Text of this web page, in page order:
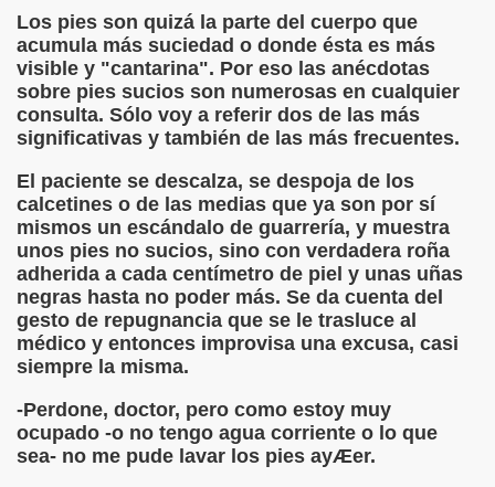
Los pies son quizá la parte del cuerpo que
acumula más suciedad o donde ésta es más
visible y "cantarina". Por eso las anécdotas
sobre pies sucios son numerosas en cualquier
consulta. Sólo voy a referir dos de las más
significativas y también de las más frecuentes.
El paciente se descalza, se despoja de los
calcetines o de las medias que ya son por sí
mismos un escándalo de guarrería, y muestra
unos pies no sucios, sino con verdadera roña
adherida a cada centímetro de piel y unas uñas
negras hasta no poder más. Se da cuenta del
gesto de repugnancia que se le trasluce al
médico y entonces improvisa una excusa, casi
siempre la misma.
-Perdone, doctor, pero como estoy muy
ocupado -o no tengo agua corriente o lo que
sea- no me pude lavar los pies ayÆer.
Caricatura (Jorge Llopis)
(José Ignacio de Arana)
Queridos Reyes Magos (Desconocido)
Labarta Pose)